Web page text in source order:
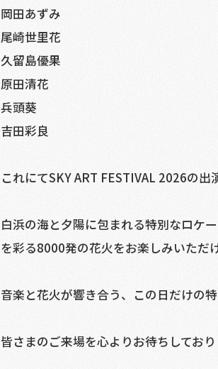
岡田あずみ
尾崎世里花
久留島優果
原田清花
兵頭葵
吉田彩良
これにてSKY ART FESTIVAL 2026の出
白浜の海と夕陽に包まれる特別なロケ
を彩る8000発の花火をお楽しみいただけ
音楽と花火が響き合う、この日だけの
皆さまのご来場を心よりお待ちしており